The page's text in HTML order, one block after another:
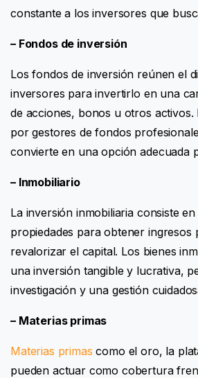
constante a los inversores que
– Fondos de inversión
Los fondos de inversión reúnen el
inversores para invertirlo en una
de acciones, bonos u otros activos.
por gestores de fondos
convierte en una opción adecuada
– Inmobiliario
La inversión inmobiliaria consiste
propiedades para obtener ingresos
revalorizar el capital. Los bienes
una inversión tangible y lucrativa,
investigación y una gestión
– Materias primas
Materias primas como el oro, la
pueden actuar como cobertura